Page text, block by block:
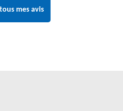
mes avis